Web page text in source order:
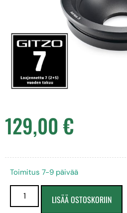
129,00€
Toimitus 7-9 päivää
LISÄÄ OSTOSKORIIN